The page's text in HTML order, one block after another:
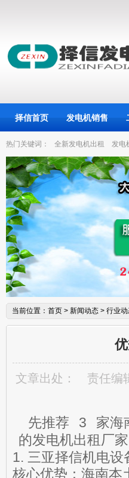
择信首页 发电机销售
热门关键词： 全新发电机出租 发电
当前位置： 首页 > 新闻动态 > 行业
文章出处： 责任编
先推荐 3 家海
的发电机出租厂
1. 三亚择信机电
核心优势：海南本